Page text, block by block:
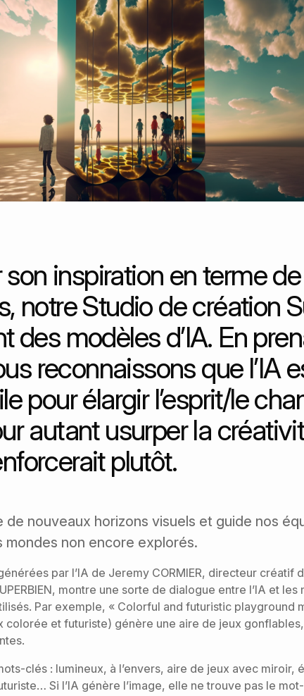
son inspiration en terme
notre Studio de création
des modèles d’IA. En
reconnaissons que l’IA
pour élargir l’esprit/le
autant usurper la
plutôt.
de nouveaux horizons visuels et guide nos
non encore explorés.
par l’IA de Jeremy CORMIER, directeur créatif
montre une sorte de dialogue entre l’IA et les
Par exemple, « Colorful and futuristic playground
colorée et futuriste) génère une aire de jeux
clés : lumineux, à l’envers, aire de jeux avec miroir,
Si l’IA génère l’image, elle ne trouve pas le